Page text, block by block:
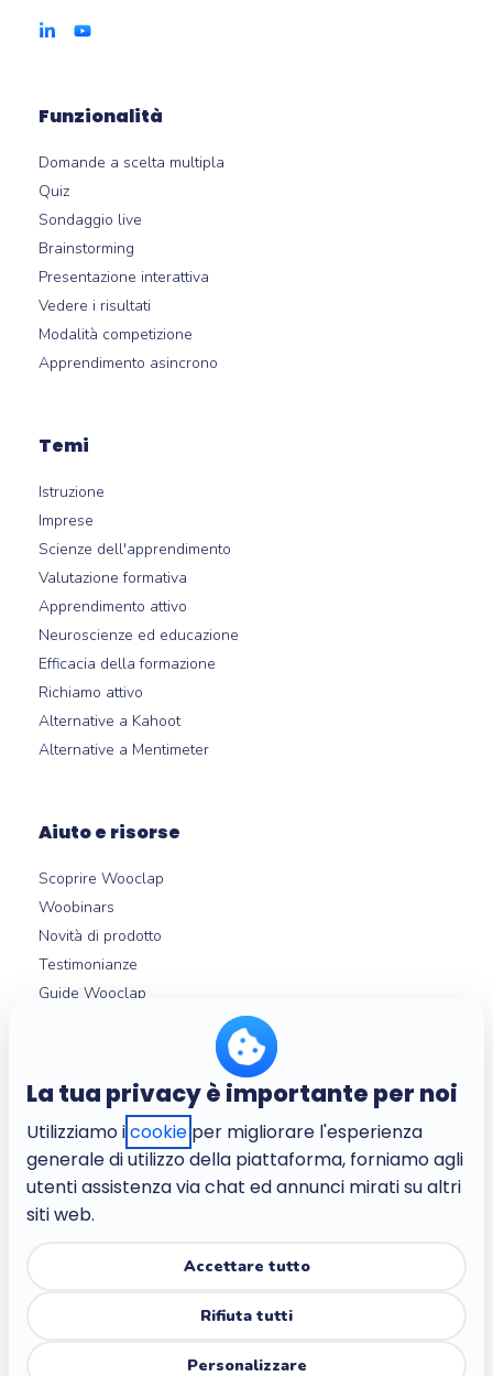
La tua privacy è importante per noi
Utilizziamo icookie per migliorare l'esperienza
generale di utilizzo della piattaforma, forniamo agli
utenti assistenza via chat ed annunci mirati su altri
siti web.
Accettare tutto
Rifiuta tutti
Personalizzare
Funzionalità
Domande a scelta multipla
Quiz
Sondaggio live
Brainstorming
Presentazione interattiva
Vedere i risultati
Modalità competizione
Apprendimento asincrono
Temi
Istruzione
Imprese
Scienze dell'apprendimento
Valutazione formativa
Apprendimento attivo
Neuroscienze ed educazione
Efficacia della formazione
Richiamo attivo
Alternative a Kahoot
Alternative a Mentimeter
Aiuto e risorse
Scoprire Wooclap
Woobinars
Novità di prodotto
Testimonianze
Guide Wooclap
Chi siamo
L'azienda
Lavora con noi
Politica sulla privacy per i bambini
Accessibilità